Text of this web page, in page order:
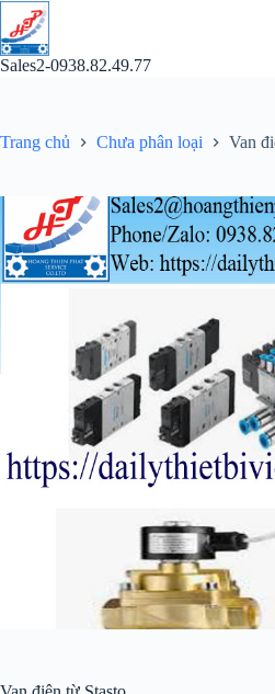
Chuyển
đến
phần
nội
Sales2-0938.82.49.77
Trang chủ Chưa phân loại Van